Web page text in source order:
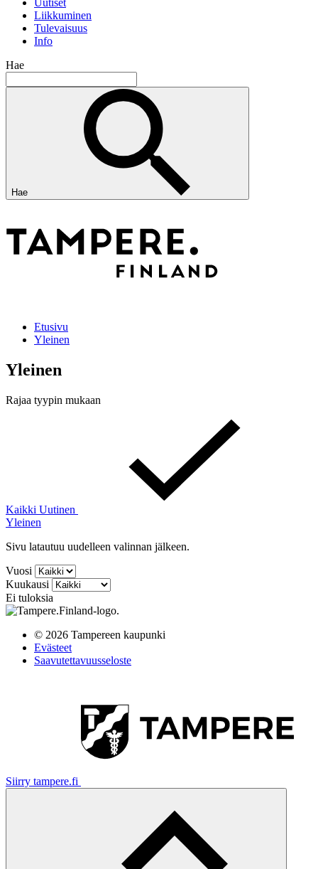
Uutiset
Liikkuminen
Tulevaisuus
Info
Hae
Hae
Etusivu
Yleinen
Yleinen
Rajaa tyypin mukaan
Kaikki Uutinen
Yleinen
Sivu latautuu uudelleen valinnan jälkeen.
Vuosi
Kuukausi
Ei tuloksia
© 2026 Tampereen kaupunki
Evästeet
Saavutettavuusseloste
Siirry tampere.fi